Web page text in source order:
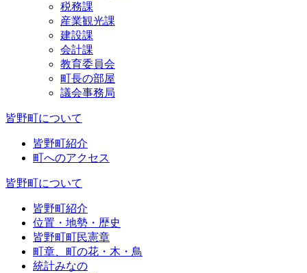
税務課
産業観光課
建設課
会計課
教育委員会
町長の部屋
議会事務局
皆野町について
皆野町紹介
町へのアクセス
皆野町について
皆野町紹介
位置・地勢・歴史
皆野町町民憲章
町章、町の花・木・鳥
統計みなの